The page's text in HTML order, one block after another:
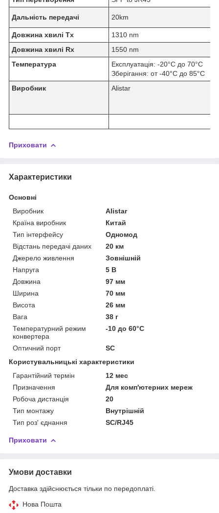
Дальність передачі 20km
Довжина хвилі Tx
1310 nm
Довжина хвилі Rx
1550 nm
Температура
Експлуатація: -20°C до 70°C
Зберігання: от -40°C до 85°C
Виробник
Alistar
Приховати
Характеристики
Основні
Виробник
Alistar
Країна виробник
Китай
Тип інтерфейсу
Одномод
Відстань передачі даних
20 км
Джерело живлення
Зовнішній
Напруга
5 В
Довжина
97 мм
Ширина
70 мм
Висота
26 мм
Вага
38 г
Температурний режим
конвертера
-10 до 60°C
Оптичний порт
SC
Користувальницькі характеристики
Гарантійний термін
12 мес
Призначення
Для комп'ютерних мереж
Робоча дистанція
20
Тип монтажу
Внутрішній
Тип роз' єднання
SC/RJ45
Приховати
Умови доставки
Доставка здійснюється тільки по передоплаті.
Нова Пошта